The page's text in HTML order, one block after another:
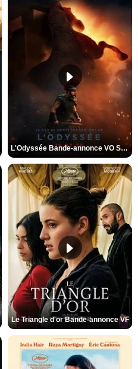
L'Odyssée Bande-annonce VO STFR
Le Triangle d'or Bande-annonce VF